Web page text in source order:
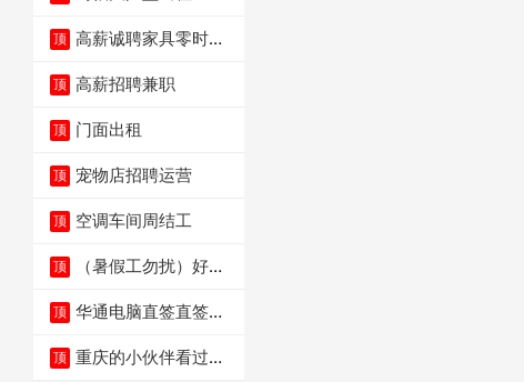
顶 高薪诚聘家具零时促
顶 高薪招聘兼职
顶 门面出租
顶 宠物店招聘运营
顶 空调车间周结工
顶
（暑假工勿扰）好想
顶 华通电脑直签直签直
顶 重庆的小伙伴看过